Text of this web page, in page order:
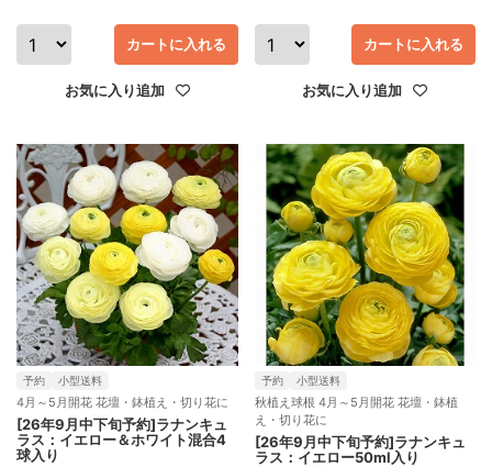
お気に入り追加
カートに入れる
お気に入り追加
カートに入れる
予約 小型送料
4月～5月開花 花壇・鉢植え・切り花に
[26年9月中下旬予約]ラナンキュ
ラス：イエロー＆ホワイト混合4
球入り
予約 小型送料
秋植え球根 4月～5月開花 花壇・鉢植
え・切り花に
[26年9月中下旬予約]ラナンキュ
ラス：イエロー50ml入り